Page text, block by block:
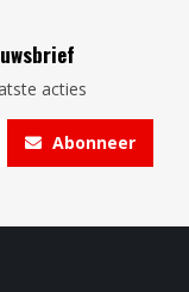
acties
Abonneer